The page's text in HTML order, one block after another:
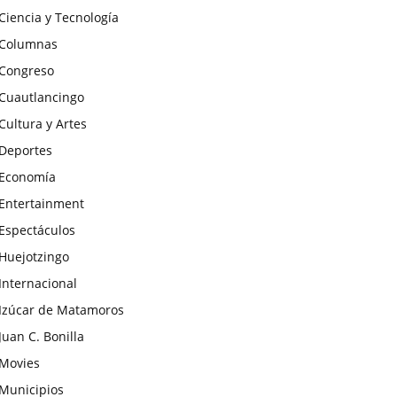
y Tecnología
y Artes
de Matamoros
C. Bonilla